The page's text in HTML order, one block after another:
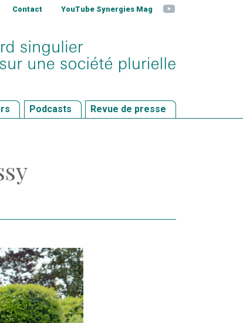
Contact YouTube Synergies Mag YouTube
Podcasts Revue de presse